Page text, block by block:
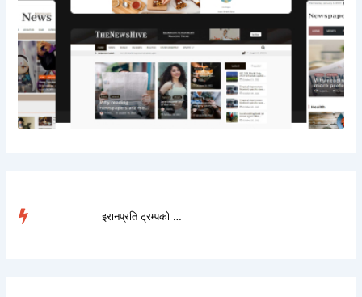
इरानप्रति ट्रम्पको ‘य�...